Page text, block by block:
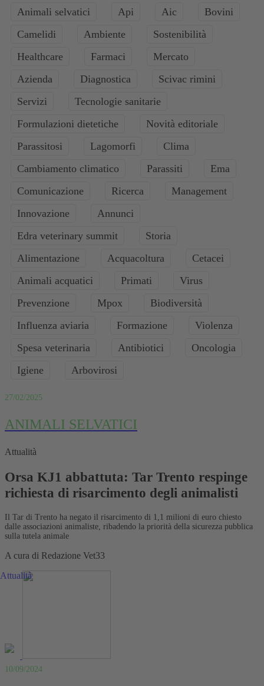
Animali selvatici
Api Aic
Bovini
Camelidi
Ambiente
Sostenibilità
Healthcare
Farmaci
Mercato
Azienda
Diagnostica
Scivac rimini
Servizi
Tecnologie sanitarie
Formulazioni dietetiche
Novità editoriale
Parassitosi
Lagomorfi
Clima
Cambiamento climatico
Parassiti
Ema
Comunicazione
Ricerca
Management
Innovazione
Annunci
Edra veterinary summit
Storia
Alimentazione
Acquacoltura
Cetacei
Animali acquatici
Primati
Virus
Prevenzione
Mpox
Biodiversità
Influenza aviaria
Formazione
Violenza
Spesa veterinaria
Antibiotici
Oncologia
Igiene
Arbovirosi
27/02/2025
ANIMALI SELVATICI
Attualità
Orsa KJ1 abbattuta: Tar Trento respinge
richiesta di risarcimento degli animalisti
Il Tar di Trento ha negato il risarcimento di 1,1 milioni di euro chiesto
dalle associazioni animaliste, ribadendo la priorità della sicurezza pubblica
sulla tutela animale
A cura di Redazione Vet33
Attualità
10/09/2024